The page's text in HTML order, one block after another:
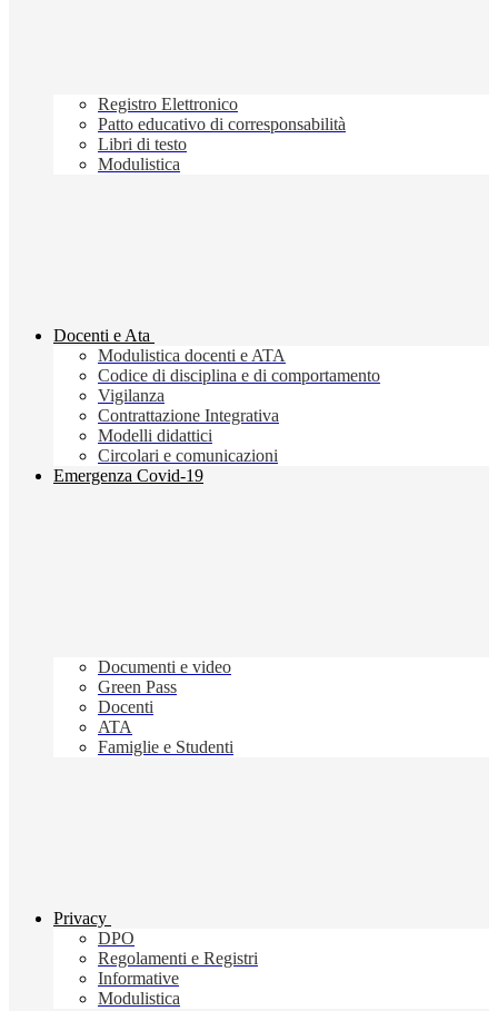
Registro Elettronico
Patto educativo di corresponsabilità
Libri di testo
Modulistica
Docenti e Ata
Modulistica docenti e ATA
Codice di disciplina e di comportamento
Vigilanza
Contrattazione Integrativa
Modelli didattici
Circolari e comunicazioni
Emergenza Covid-19
Documenti e video
Green Pass
Docenti
ATA
Famiglie e Studenti
Privacy
DPO
Regolamenti e Registri
Informative
Modulistica